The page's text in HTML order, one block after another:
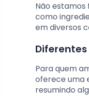
Não estamos
como
em diversos
Para quem
oferece uma
resumindo